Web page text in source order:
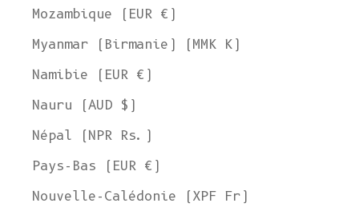
Mozambique (EUR €)
Myanmar (Birmanie) (MMK K)
Namibie (EUR €)
Nauru (AUD $)
Népal (NPR Rs.)
Pays-Bas (EUR €)
Nouvelle-Calédonie (XPF Fr)